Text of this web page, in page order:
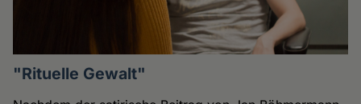
"Rituelle Gewalt"